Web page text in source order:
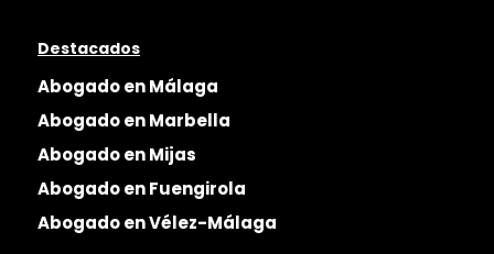
Destacados
Abogado en Málaga
Abogado en Marbella
Abogado en Mijas
Abogado en Fuengirola
Abogado en Vélez-Málaga